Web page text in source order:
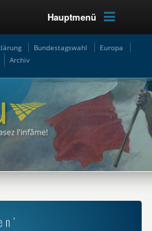
Hauptmenü
Bundestagswahl
Europa
Archiv